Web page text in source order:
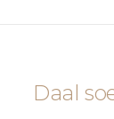
Daal